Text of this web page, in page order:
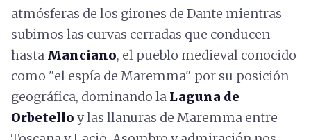
atmósferas de los girones de Dante mientras
subimos las curvas cerradas que conducen
hasta Manciano, el pueblo medieval conocido
como "el espía de Maremma" por su posición
geográfica, dominando la Laguna de
Orbetello y las llanuras de Maremma entre